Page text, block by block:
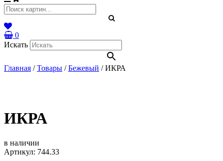
0
Искать
Главная /Товары /Бежевый /ИКРА
ИКРА
в наличии
Артикул: 744.33